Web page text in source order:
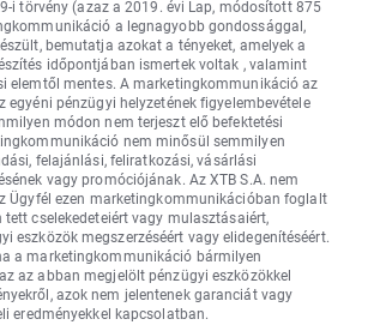
i törvény (azaz a 2019. évi Lap, módosított 875
a legnagyobb gondossággal,
bemutatja azokat a tényeket, amelyek a
időpontjában ismertek voltak , valamint
elemtől mentes. A marketingkommunikáció az
egyéni pénzügyi helyzetének figyelembevétele
módon nem terjeszt elő befektetési
nem minősül semmilyen
felajánlási, feliratkozási, vásárlási
vagy promóciójának. Az XTB S.A. nem
Ügyfél ezen marketingkommunikációban foglalt
cselekedeteiért vagy mulasztásaiért,
eszközök megszerzéséért vagy elidegenítéséért.
a marketingkommunikáció bármilyen
az abban megjelölt pénzügyi eszközökkel
azok nem jelentenek garanciát vagy
eredményekkel kapcsolatban.